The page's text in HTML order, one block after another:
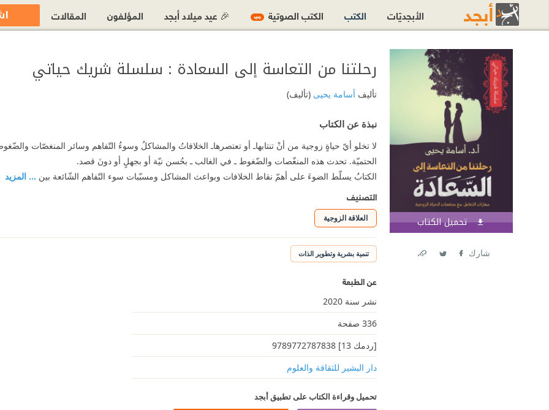
تحميل الكتاب اشترك الآن
شارك
رحلتنا من التعاسة إلى السعادة : سلسلة شريك حياتي
تأليف أسامة يحيى(تأليف)
نبذة عن الكتاب
لا تخلو أيّ حياةٍ زوجية من أنْ تنتابهاـ أو تعتصرهاـ الخلافاتُ والمشاكلُ وسوءُ التّفاهم وسائر المنغصّات
الحتميّة. تحدث هذه المنغّصات والضّغوط ـ في الغالب ـ بحُسن نيّة أو بجهلٍ أو دونَ قصد.
الكتابُ يسلّط الضوءَ على أهمّ نقاط الخلافات وبواعث المشاكل ومسبّبات سوء التّفاهم الشّائعة بين ... المزيد
التصنيف
العلاقة الزوجية
تنمية بشرية وتطوير الذات
عن الطبعة
نشر سنة 2020
336 صفحة
[ردمك 13] 9789772787838
دار البشير للثقافة والعلوم
تحميل وقراءة الكتاب على تطبيق أبجد
الأبجديّات الكتب الكتب الصوتية جديد 🎉 عيد ميلاد أبجد المؤلفون المقالات